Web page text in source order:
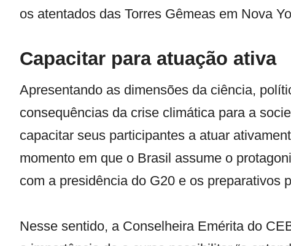
os atentados das Torres Gêmeas em Nova
Capacitar para atuação ativa
Apresentando as dimensões da ciência,
consequências da crise climática para a
capacitar seus participantes a atuar
momento em que o Brasil assume o
com a presidência do G20 e os
Nesse sentido, a Conselheira Emérita do